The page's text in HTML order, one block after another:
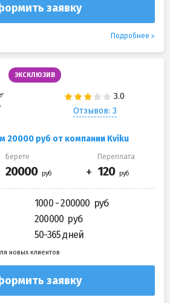
заявку
Подробнее
ЭКСКЛЮЗИВ
Отзывов: 3
20000 руб от компании Kviku
Берете Переплата
1000 - 200000
200000
50-365 дней
новых клиентов
заявку